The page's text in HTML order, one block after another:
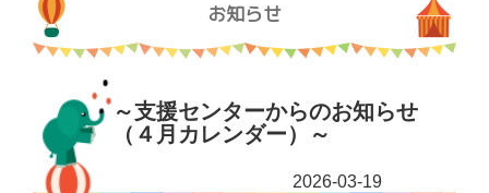
お知らせ
～支援センターからのお知らせ
（４月カレンダー）～
2026-03-19